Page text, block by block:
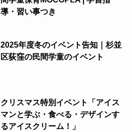
導・習い事つき
2025年度冬のイベント告知｜杉並
区荻窪の民間学童のイベント
クリスマス特別イベント「アイス
マンと学ぶ・食べる・デザインす
るアイスクリーム！」